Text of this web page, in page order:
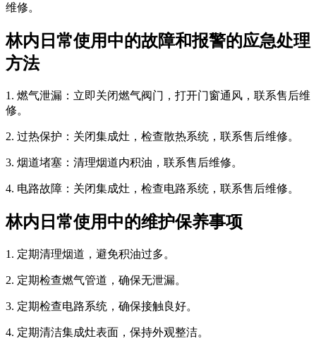
维修。
林内日常使用中的故障和报警的应急处理
方法
1. 燃气泄漏：立即关闭燃气阀门，打开门窗通风，联系售后维
修。
2. 过热保护：关闭集成灶，检查散热系统，联系售后维修。
3. 烟道堵塞：清理烟道内积油，联系售后维修。
4. 电路故障：关闭集成灶，检查电路系统，联系售后维修。
林内日常使用中的维护保养事项
1. 定期清理烟道，避免积油过多。
2. 定期检查燃气管道，确保无泄漏。
3. 定期检查电路系统，确保接触良好。
4. 定期清洁集成灶表面，保持外观整洁。